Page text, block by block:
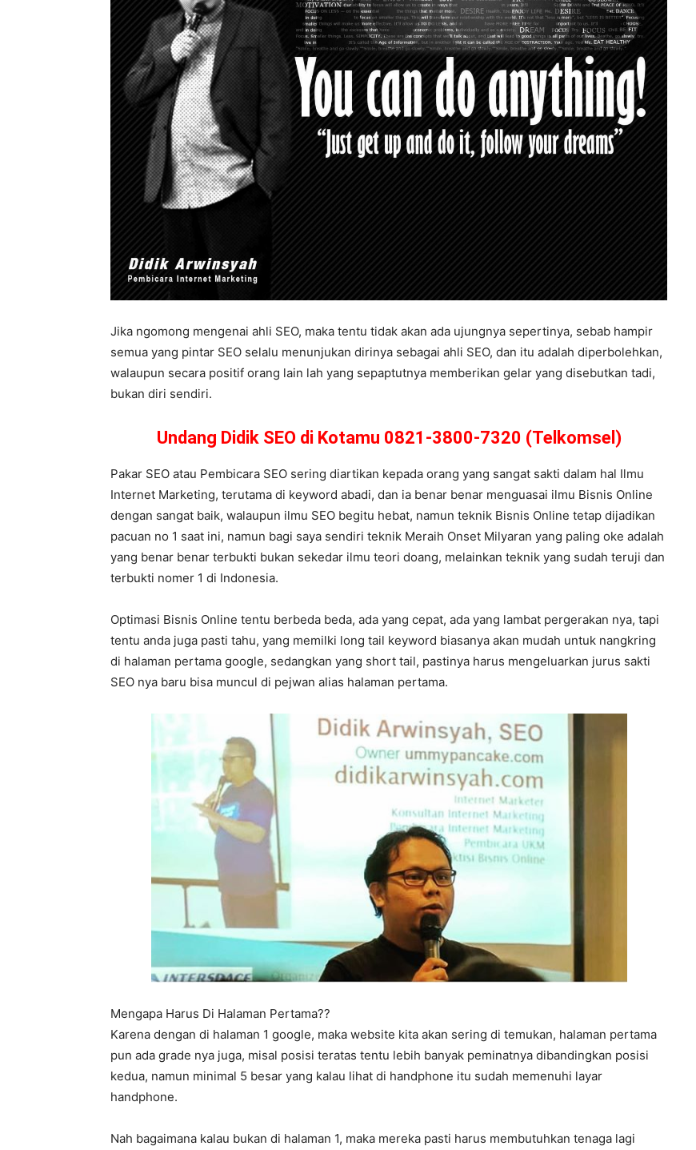
Jika ngomong mengenai ahli SEO, maka tentu tidak akan ada ujungnya sepertinya, sebab hampir
semua yang pintar SEO selalu menunjukan dirinya sebagai ahli SEO, dan itu adalah diperbolehkan,
walaupun secara positif orang lain lah yang sepaptutnya memberikan gelar yang disebutkan tadi,
bukan diri sendiri.
Undang Didik SEO di Kotamu 0821-3800-7320 (Telkomsel)
Pakar SEO atau Pembicara SEO sering diartikan kepada orang yang sangat sakti dalam hal Ilmu
Internet Marketing, terutama di keyword abadi, dan ia benar benar menguasai ilmu Bisnis Online
dengan sangat baik, walaupun ilmu SEO begitu hebat, namun teknik Bisnis Online tetap dijadikan
pacuan no 1 saat ini, namun bagi saya sendiri teknik Meraih Onset Milyaran yang paling oke adalah
yang benar benar terbukti bukan sekedar ilmu teori doang, melainkan teknik yang sudah teruji dan
terbukti nomer 1 di Indonesia.
Optimasi Bisnis Online tentu berbeda beda, ada yang cepat, ada yang lambat pergerakan nya, tapi
tentu anda juga pasti tahu, yang memilki long tail keyword biasanya akan mudah untuk nangkring
di halaman pertama google, sedangkan yang short tail, pastinya harus mengeluarkan jurus sakti
SEO nya baru bisa muncul di pejwan alias halaman pertama.
Mengapa Harus Di Halaman Pertama??
Karena dengan di halaman 1 google, maka website kita akan sering di temukan, halaman pertama
pun ada grade nya juga, misal posisi teratas tentu lebih banyak peminatnya dibandingkan posisi
kedua, namun minimal 5 besar yang kalau lihat di handphone itu sudah memenuhi layar
handphone.
Nah bagaimana kalau bukan di halaman 1, maka mereka pasti harus membutuhkan tenaga lagi